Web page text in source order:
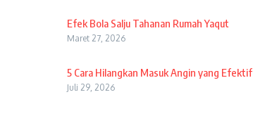
Efek Bola Salju Tahanan Rumah Yaqut
Maret 27, 2026
5 Cara Hilangkan Masuk Angin yang Efektif
Juli 29, 2026